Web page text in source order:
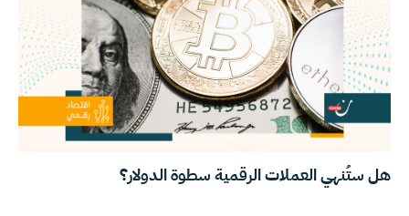
هل ستُنهي العملات الرقمية سطوة الدولار؟